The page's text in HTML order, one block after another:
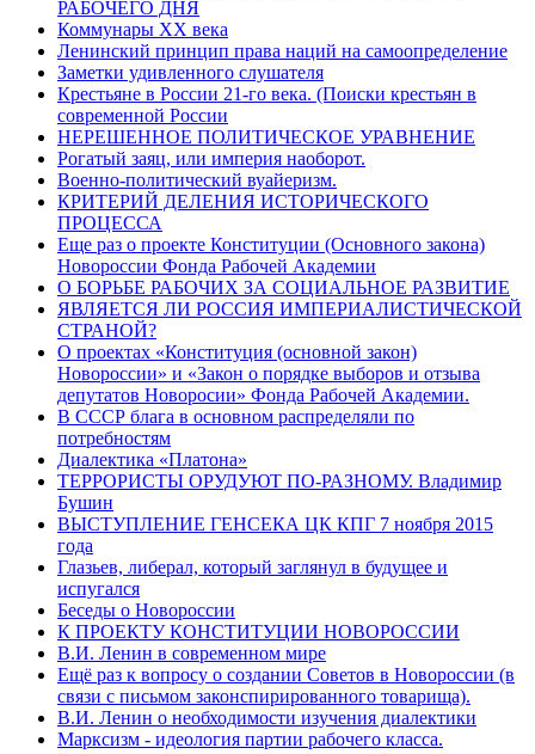
РАБОЧЕГО ДНЯ
Коммунары ХХ века
Ленинский принцип права наций на самоопределение
Заметки удивленного слушателя
Крестьяне в России 21-го века. (Поиски крестьян в
современной России
НЕРЕШЕННОЕ ПОЛИТИЧЕСКОЕ УРАВНЕНИЕ
Рогатый заяц, или империя наоборот.
Военно-политический вуайеризм.
КРИТЕРИЙ ДЕЛЕНИЯ ИСТОРИЧЕСКОГО
ПРОЦЕССА
Еще раз о проекте Конституции (Основного закона)
Новороссии Фонда Рабочей Академии
О БОРЬБЕ РАБОЧИХ ЗА СОЦИАЛЬНОЕ РАЗВИТИЕ
ЯВЛЯЕТСЯ ЛИ РОССИЯ ИМПЕРИАЛИСТИЧЕСКОЙ
СТРАНОЙ?
О проектах «Конституция (основной закон)
Новороссии» и «Закон о порядке выборов и отзыва
депутатов Новоросии» Фонда Рабочей Академии.
В СССР блага в основном распределяли по
потребностям
Диалектика «Платона»
ТЕРРОРИСТЫ ОРУДУЮТ ПО-РАЗНОМУ. Владимир
Бушин
ВЫСТУПЛЕНИЕ ГЕНСЕКА ЦК КПГ 7 ноября 2015
года
Глазьев, либерал, который заглянул в будущее и
испугался
Беседы о Новороссии
К ПРОЕКТУ КОНСТИТУЦИИ НОВОРОССИИ
В.И. Ленин в современном мире
Ещё раз к вопросу о создании Советов в Новороссии (в
связи с письмом законспирированного товарища).
В.И. Ленин о необходимости изучения диалектики
Марксизм - идеология партии рабочего класса.